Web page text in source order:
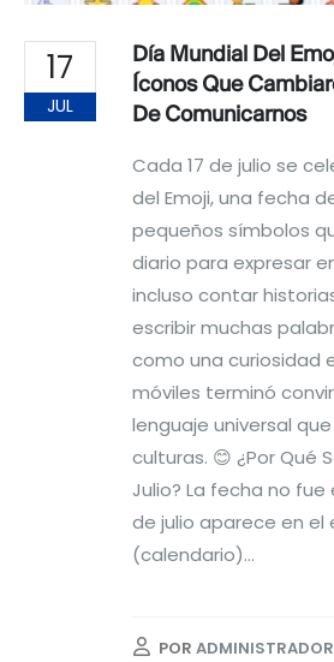
17
JUL
Día Mundial Del
Íconos Que
De Comunicarnos
Cada 17 de julio se
del Emoji, una fecha
pequeños símbolos
diario para expresar
incluso contar
escribir muchas
como una curiosidad
móviles terminó
lenguaje universal
culturas. 😊 ¿Por Qué
Julio? La fecha no fue
de julio aparece en el
(calendario)...
POR ADMINISTRADOR